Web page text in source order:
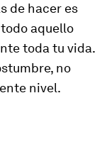
de hacer es
aquello
toda tu vida.
no
nivel.